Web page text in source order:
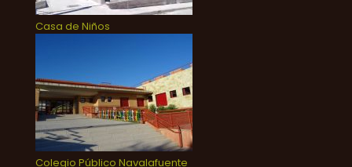
Casa de Niños
Colegio Público Navalafuente